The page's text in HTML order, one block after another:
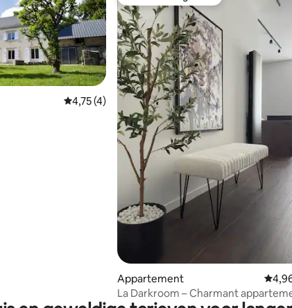
op 5, 44 recensies
Gemiddelde beoordeling van 4,75 op 5, 4
4,75 (4)
Appartement
La Darkroom – Charmant